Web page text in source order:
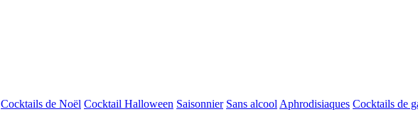
Cocktails de Noël Cocktail Halloween Saisonnier Sans alcool Aphrodisiaques Cocktails de